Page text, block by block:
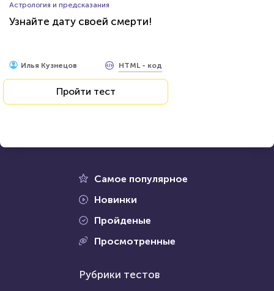
Астрология и предсказания
Узнайте дату своей смерти!
Илья Кузнецов HTML - код
Пройти тест
Рубрики тестов
Самое популярное
Новинки
Пройденые
Просмотренные